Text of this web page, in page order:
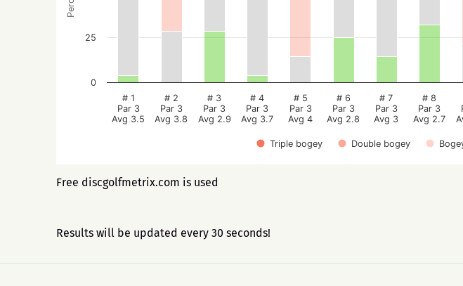
Triple bogey Double bogey
# 1
Par 3
Avg 3.5
# 2
Par 3
Avg 3.8
# 3
Par 3
Avg 2.9
# 4
Par 3
Avg 3.7
# 5
Par 3
Avg 4
# 6
Par 3
Avg 2.8
# 7
Par 3
Avg 3
# 8
Par 3
Avg 2.7
0
25
Free discgolfmetrix.com is used
Results will be updated every 30 seconds!